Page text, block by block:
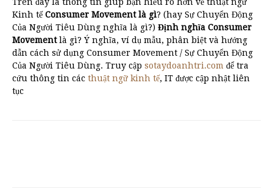
Kinh tếConsumer Movement là gì? (hay Sự Chuyển Động
Của Người Tiêu Dùng nghĩa là gì?) Định nghĩa Consumer
Movementlà gì? Ý nghĩa, ví dụ mẫu, phân biệt và hướng
dẫn cách sử dụng Consumer Movement / Sự Chuyển Động
Của Người Tiêu Dùng. Truy cập sotaydoanhtri.com để tra
cứu thông tin các thuật ngữ kinh tế, IT được cập nhật liên
tục